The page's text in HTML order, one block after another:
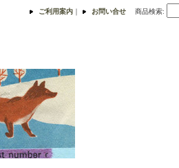
ご利用案内 ｜ お問い合せ 商品検索: